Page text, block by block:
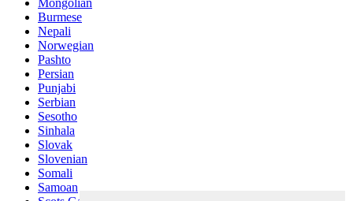
Burmese
Nepali
Norwegian
Pashto
Persian
Punjabi
Serbian
Sesotho
Sinhala
Slovak
Slovenian
Somali
Samoan